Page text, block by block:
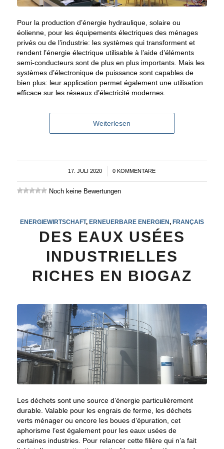
Pour la production d’énergie hydraulique, solaire ou
éolienne, pour les équipements électriques des ménages
privés ou de l’industrie: les systèmes qui transforment et
rendent l’énergie électrique utilisable à l’aide d’éléments
semi-conducteurs sont de plus en plus importants. Mais les
systèmes d’électronique de puissance sont capables de
bien plus: leur application permet également une utilisation
efficace sur les réseaux d’électricité modernes.
Weiterlesen
17. JULI 2020 0 KOMMENTARE
Noch keine Bewertungen
ENERGIEWIRTSCHAFT, ERNEUERBARE ENERGIEN, FRANÇAIS
DES EAUX USÉES
INDUSTRIELLES
RICHES EN BIOGAZ
Les déchets sont une source d’énergie particulièrement
durable. Valable pour les engrais de ferme, les déchets
verts ménager ou encore les boues d’épuration, cet
aphorisme l’est également pour les eaux usées de
certaines industries. Pour relancer cette filière qui n’a fait